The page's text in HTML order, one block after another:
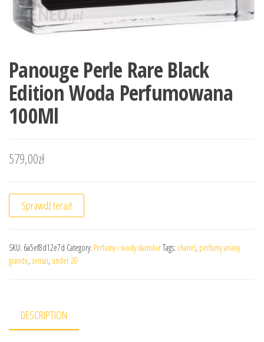
Panouge Perle Rare Black
Edition Woda Perfumowana
100Ml
579,00zł
Sprawdź teraz!
SKU: 6a5ef8d12e7d Category: Perfumy i wody damskie Tags: chanel, perfumy ariany
grande, sensai, under 20
DESCRIPTION